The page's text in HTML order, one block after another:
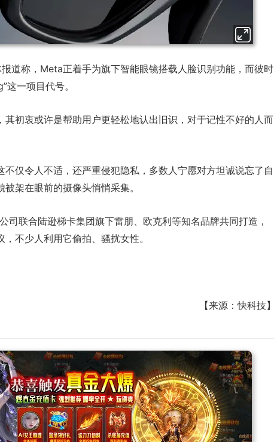
道称，Meta正着手为旗下智能眼镜搭载人脸识别功能，而彼时
这一项目代号。
其初衷或许是帮助用户更轻松地认出旧识，对于记性不好的人而
不仅令人不适，还严重侵犯隐私，多数人宁愿对方坦诚说忘了自
架在眼前的摄像头悄悄采集。
司联合陆逊梯卡集团旗下雷朋、欧克利等知名品牌共同打造，
不少人利用它偷拍、骚扰女性。
【来源：快科技】